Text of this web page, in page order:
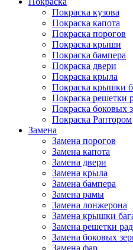
Покраска кузова
Покраска капота
Покраска порогов
Покраска крыши
Покраска бампера
Покраска двери
Покраска крыла
Покраска крышки
Покраска решетки
Покраска боковых
Покраска Раптором
Замена
Замена порогов
Замена капота
Замена двери
Замена крыла
Замена бампера
Замена рамы
Замена лонжерона
Замена крышки
Замена решетки
Замена боковых